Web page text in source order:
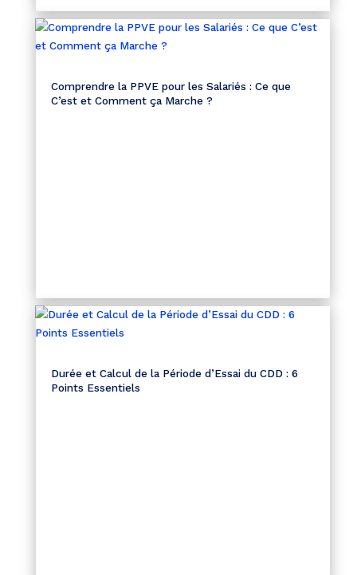
Comprendre la PPVE pour les Salariés : Ce que
C’est et Comment ça Marche ?
Durée et Calcul de la Période d’Essai du CDD : 6
Points Essentiels